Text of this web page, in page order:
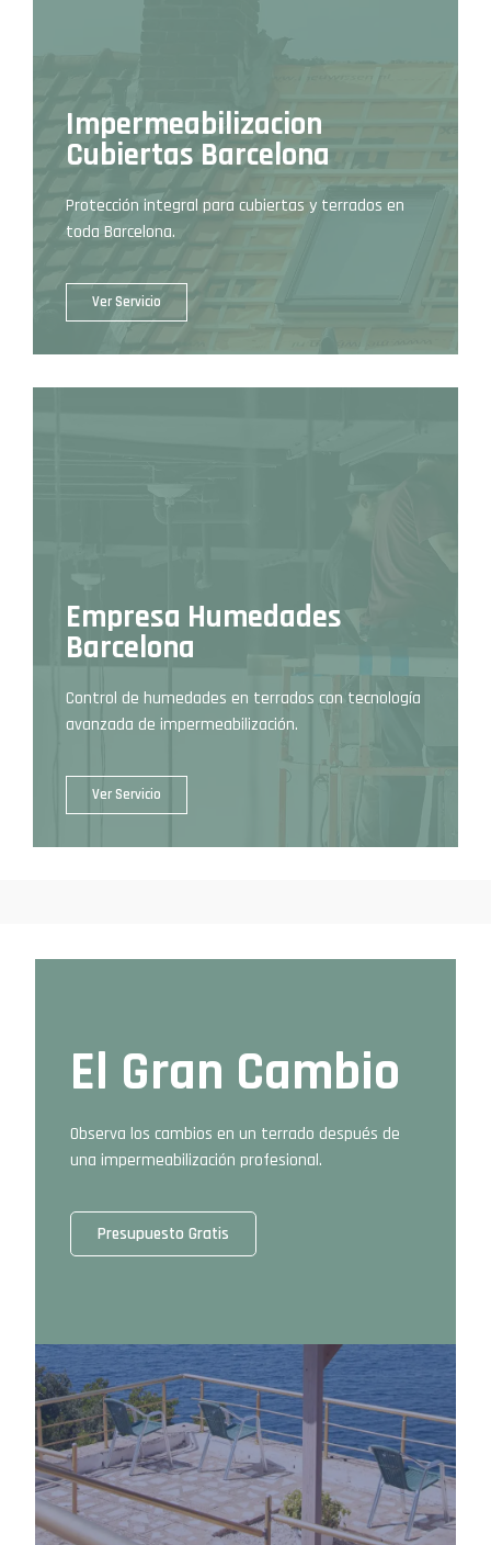
Impermeabilizacion
Cubiertas Barcelona
Protección integral para cubiertas y terrados en
toda Barcelona.
Ver Servicio
Empresa Humedades
Barcelona
Control de humedades en terrados con tecnología
avanzada de impermeabilización.
Ver Servicio
El Gran Cambio
Observa los cambios en un terrado después de
una impermeabilización profesional.
Presupuesto Gratis